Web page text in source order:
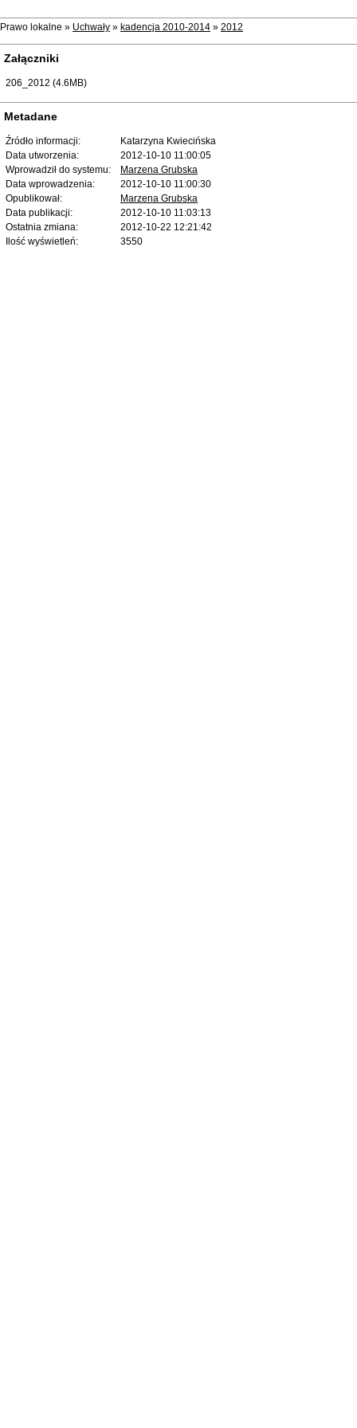
Prawo lokalne » Uchwały » kadencja 2010-2014 » 2012
Załączniki
206_2012 (4.6MB)
Metadane
Źródło informacji:
Katarzyna Kwiecińska
Data utworzenia:
2012-10-10 11:00:05
Wprowadził do systemu:
Marzena Grubska
Data wprowadzenia:
2012-10-10 11:00:30
Opublikował:
Marzena Grubska
Data publikacji:
2012-10-10 11:03:13
Ostatnia zmiana:
2012-10-22 12:21:42
Ilość wyświetleń:
3550